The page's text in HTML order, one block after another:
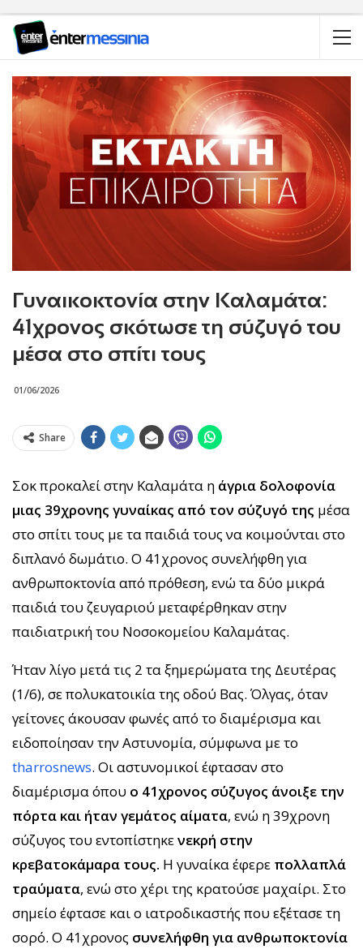
Γυναικοκτονία στην Καλαμάτα:
41χρονος σκότωσε τη σύζυγό του
μέσα στο σπίτι τους
01/06/2026
Share
Σοκ προκαλεί στην Καλαμάτα η άγρια δολοφονία
μιας 39χρονης γυναίκας από τον σύζυγό της μέσα
στο σπίτι τους με τα παιδιά τους να κοιμούνται στο
διπλανό δωμάτιο. Ο 41χρονος συνελήφθη για
ανθρωποκτονία από πρόθεση, ενώ τα δύο μικρά
παιδιά του ζευγαριού μεταφέρθηκαν στην
παιδιατρική του Νοσοκομείου Καλαμάτας.
Ήταν λίγο μετά τις 2 τα ξημερώματα της Δευτέρας
(1/6), σε πολυκατοικία της οδού Βας. Όλγας, όταν
γείτονες άκουσαν φωνές από το διαμέρισμα και
ειδοποίησαν την Αστυνομία, σύμφωνα με το
tharrosnews. Οι αστυνομικοί έφτασαν στο
διαμέρισμα όπου ο 41χρονος σύζυγος άνοιξε την
πόρτα και ήταν γεμάτος αίματα, ενώ η 39χρονη
σύζυγος του εντοπίστηκενεκρή στην
κρεβατοκάμαρα τους. Η γυναίκα έφερε πολλαπλά
τραύματα, ενώ στο χέρι της κρατούσε μαχαίρι. Στο
σημείο έφτασε και ο ιατροδικαστής που εξέτασε τη
σορό. Ο 41χρονος συνελήφθη για ανθρωποκτονία